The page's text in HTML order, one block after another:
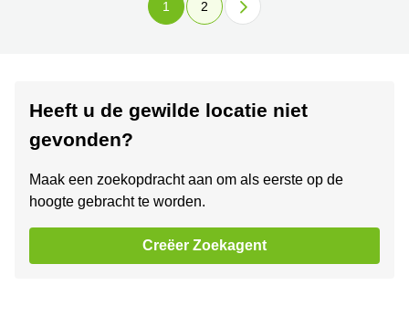
1 2
Heeft u de gewilde locatie niet
gevonden?
Maak een zoekopdracht aan om als eerste op de
hoogte gebracht te worden.
Creëer Zoekagent